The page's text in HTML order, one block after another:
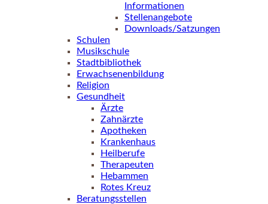
Informationen
Stellenangebote
Downloads/Satzungen
Schulen
Musikschule
Stadtbibliothek
Erwachsenenbildung
Religion
Gesundheit
Ärzte
Zahnärzte
Apotheken
Krankenhaus
Heilberufe
Therapeuten
Hebammen
Rotes Kreuz
Beratungsstellen